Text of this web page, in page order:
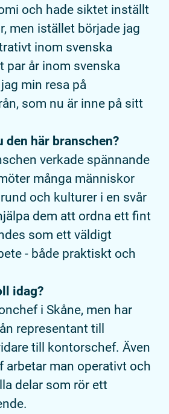
och hade siktet inställt
men istället började jag
inom svenska
par år inom svenska
min resa på
som nu är inne på sitt
den här branschen?
verkade spännande
många människor
och kulturer i en svår
dem att ordna ett fint
som ett väldigt
- både praktiskt och
idag?
i Skåne, men har
representant till
till kontorschef. Även
arbetar man operativt och
delar som rör ett